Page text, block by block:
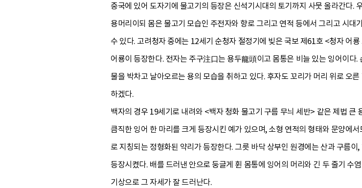
중국에 있어 도자기에 물고기의 등장은 신석기시대의 토기까지 사뭇 올라간다.
용머리이되 몸은 물고기 모습인 주전자와 향로 그리고 연적 등에서 그리고 시
수 있다. 고려청자 중에는 12세기 순청자 절정기에 빚은 국보 제61호 <청자 어
어룡이 등장한다. 전자는 주구注口는 용두龍頭이고 몸통은 비늘 있는 잉어이
물을 박차고 날아오르는 용의 모습을 취하고 있다. 후자도 꼬리가 머리 위로 오
하겠다.
백자의 경우 19세기로 내려와 <백자 청화 물고기 구름 무늬 세반> 같은 제법
큼직한 잉어 한 마리를 크게 등장시킨 예가 있으며, 소형 연적의 형태와 문양에
로 지칭되는 정형화된 약리가 등장한다. 그릇 바닥 상부인 원경에는 산과 구름
등장시켰다. 배를 드러낸 안으로 둥글게 휜 몸통에 잉어의 머리와 긴 두 줄기
기상으로 그 자세가 잘 드러난다.